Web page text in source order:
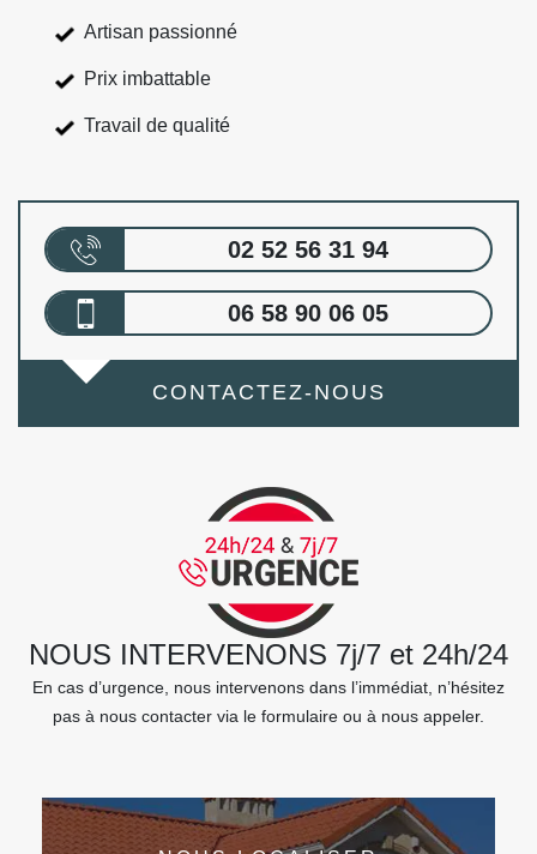
Artisan passionné
Prix imbattable
Travail de qualité
02 52 56 31 94
06 58 90 06 05
CONTACTEZ-NOUS
NOUS INTERVENONS 7j/7 et 24h/24
En cas d’urgence, nous intervenons dans l’immédiat, n’hésitez
pas à nous contacter via le formulaire ou à nous appeler.